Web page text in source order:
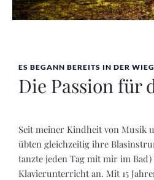
ES BEGANN BEREITS IN DER
Die Passion für
Seit meiner Kindheit von Musik
übten gleichzeitig ihre
tanzte jeden Tag mit mir im
Klavierunterricht an. Mit 15